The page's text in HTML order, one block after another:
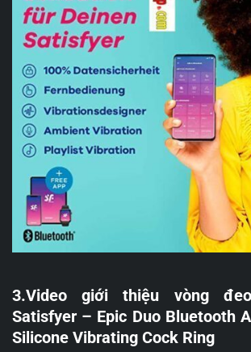
3.Video giới thiệu vòng
Satisfyer – Epic Duo Bluetooth
Silicone Vibrating Cock Ring